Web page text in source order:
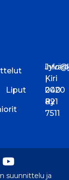
Liput
Kiri
2020
Ry
|
040
821
7511
suunnittelu ja